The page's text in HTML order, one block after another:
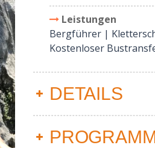
Leistungen
Bergführer |
Kostenloser
DETAILS